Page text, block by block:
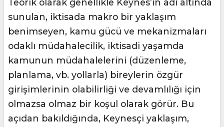
Teorik olarak genellikle Keynes’in adı altında
sunulan, iktisada makro bir yaklaşım
benimseyen, kamu gücü ve mekanizmaları
odaklı müdahalecilik, iktisadi yaşamda
kamunun müdahalelerini (düzenleme,
planlama, vb. yollarla) bireylerin özgür
girişimlerinin olabilirliği ve devamlılığı için
olmazsa olmaz bir koşul olarak görür. Bu
açıdan bakıldığında, Keynesçi yaklaşım,